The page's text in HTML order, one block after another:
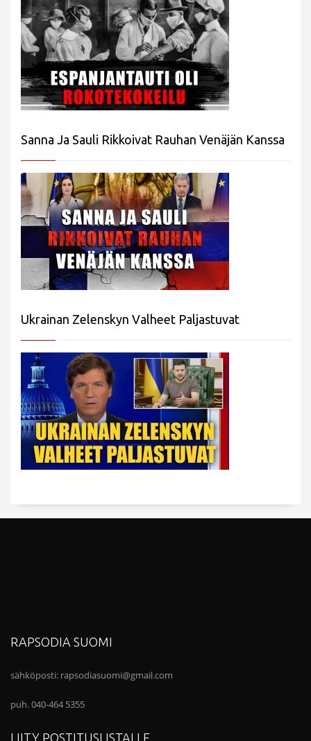
Sanna Ja Sauli Rikkoivat Rauhan Venäjän Kanssa
Ukrainan Zelenskyn Valheet Paljastuvat
RAPSODIA SUOMI
sähköposti: rapsodiasuomi@gmail.com
puh. 040-464 5355
LIITY POSTITUSLISTALLE